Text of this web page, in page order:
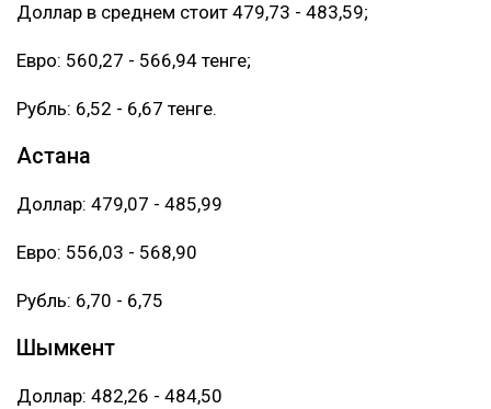
Доллар в среднем стоит 479,73 - 483,59;
Евро: 560,27 - 566,94 тенге;
Рубль: 6,52 - 6,67 тенге.
Астана
Доллар: 479,07 - 485,99
Евро: 556,03 - 568,90
Рубль: 6,70 - 6,75
Шымкент
Доллар: 482,26 - 484,50